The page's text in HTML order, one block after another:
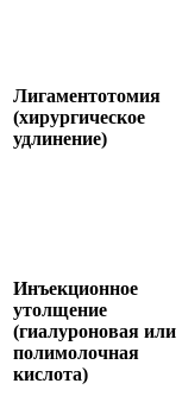
Лигаментотомия
(хирургическое
удлинение)
Инъекционное
утолщение
(гиалуроновая или
полимолочная
кислота)